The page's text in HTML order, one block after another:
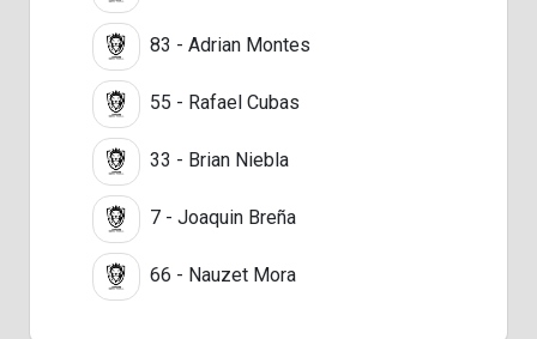
83 - Adrian Montes
55 - Rafael Cubas
33 - Brian Niebla
7 - Joaquin Breña
66 - Nauzet Mora